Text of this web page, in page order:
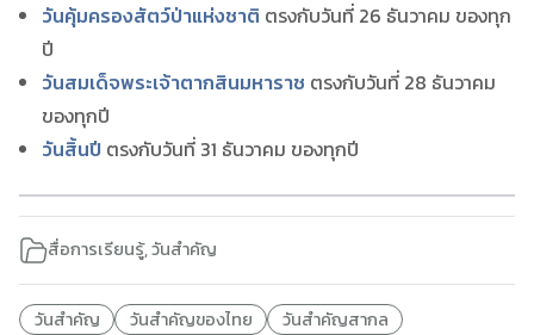
วันคุ้มครองสัตว์ป่าแห่งชาติ ตรงกับวันที่ 26 ธันวาคม ของทุก
ปี
วันสมเด็จพระเจ้าตากสินมหาราช ตรงกับวันที่ 28 ธันวาคม
ของทุกปี
วันสิ้นปี ตรงกับวันที่ 31 ธันวาคม ของทุกปี
สื่อการเรียนรู้,วันสำคัญ
วันสำคัญ วันสำคัญของไทย
วันสำคัญสากล